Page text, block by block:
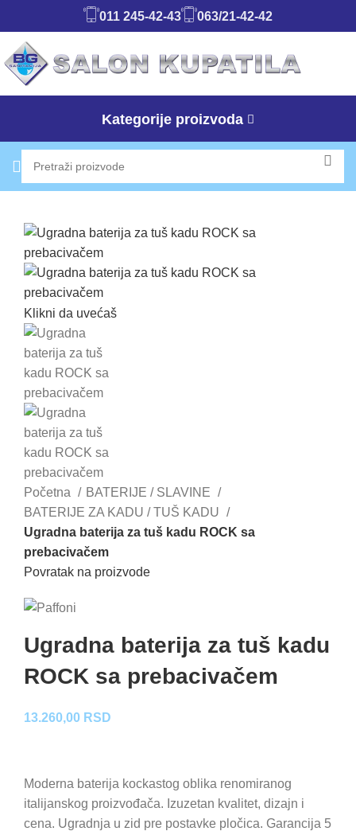
011 245-42-43 063/21-42-42
Kategorije proizvoda
Klikni da uvećaš
Početna
BATERIJE / SLAVINE
BATERIJE ZA KADU / TUŠ KADU
Ugradna baterija za tuš kadu ROCK sa
prebacivačem
Povratak na proizvode
Ugradna baterija za tuš kadu
ROCK sa prebacivačem
13.260,00 RSD
Moderna baterija kockastog oblika renomiranog
italijanskog proizvođača. Izuzetan kvalitet, dizajn i
cena. Ugradnja u zid pre postavke pločica. Garancija 5